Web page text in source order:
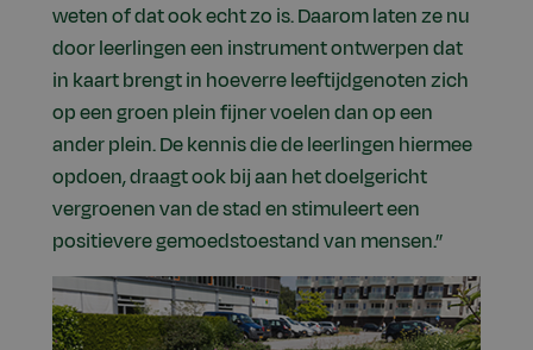
weten of dat ook echt zo is. Daarom laten ze nu
door leerlingen een instrument ontwerpen dat
in kaart brengt in hoeverre leeftijdgenoten zich
op een groen plein fijner voelen dan op een
ander plein. De kennis die de leerlingen hiermee
opdoen, draagt ook bij aan het doelgericht
vergroenen van de stad en stimuleert een
positievere gemoedstoestand van mensen.”